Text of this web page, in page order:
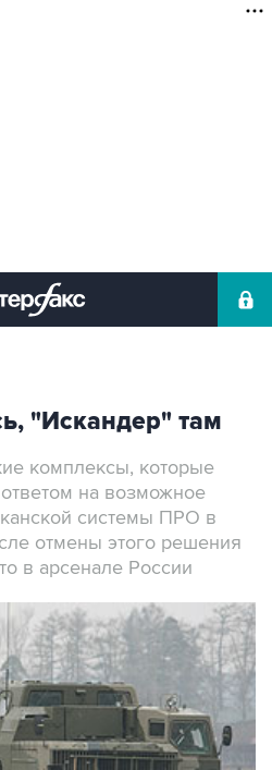
"Искандер" там
комплексы, которые
на возможное
системы ПРО в
отмены этого решения
в арсенале России